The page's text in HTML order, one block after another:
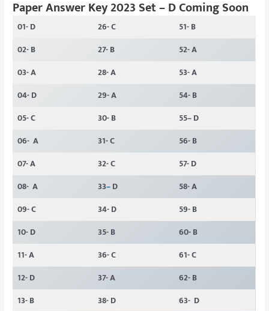
Paper Answer Key 2023 Set – D Coming Soon
01- D 26- C
51- B
02- B
27- B
52- A
03- A
28- A
53- A
04- D
29- A
54- B
05- C
30- B
55– D
06- A
31- C
56- B
07- A
32- C
57- D
08- A
33–D
58- A
09- C
34- D
59- B
10- D
35- B
60- B
11- A
36- C
61- C
12- D
37- A
62- B
13- B
38- D
63- D